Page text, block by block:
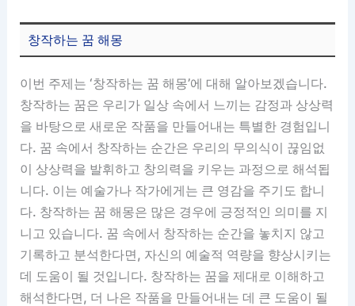
창작하는 꿈 해몽
이번 주제는 ‘창작하는 꿈 해몽’에 대해 알아보겠습니다.
창작하는 꿈은 우리가 일상 속에서 느끼는 감정과 상상력
을 바탕으로 새로운 작품을 만들어내는 특별한 경험입니
다. 꿈 속에서 창작하는 순간은 우리의 무의식이 끊임없
이 상상력을 발휘하고 창의력을 키우는 과정으로 해석됩
니다. 이는 예술가나 작가에게는 큰 영감을 주기도 합니
다. 창작하는 꿈 해몽은 많은 경우에 긍정적인 의미를 지
니고 있습니다. 꿈 속에서 창작하는 순간을 놓치지 않고
기록하고 분석한다면, 자신의 예술적 역량을 향상시키는
데 도움이 될 것입니다. 창작하는 꿈을 제대로 이해하고
해석한다면, 더 나은 작품을 만들어내는 데 큰 도움이 될